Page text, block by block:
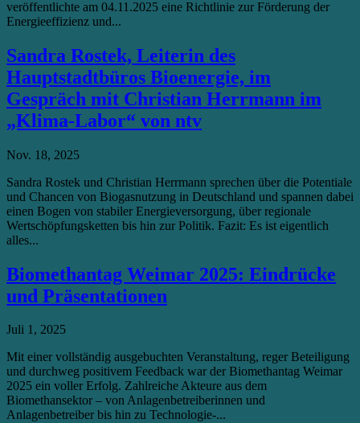
veröffentlichte am 04.11.2025 eine Richtlinie zur Förderung der
Energieeffizienz und...
Sandra Rostek, Leiterin des
Hauptstadtbüros Bioenergie, im
Gespräch mit Christian Herrmann im
„Klima-Labor“ von ntv
Nov. 18, 2025
Sandra Rostek und Christian Herrmann sprechen über die Potentiale
und Chancen von Biogasnutzung in Deutschland und spannen dabei
einen Bogen von stabiler Energieversorgung, über regionale
Wertschöpfungsketten bis hin zur Politik. Fazit: Es ist eigentlich
alles...
Biomethantag Weimar 2025: Eindrücke
und Präsentationen
Juli 1, 2025
Mit einer vollständig ausgebuchten Veranstaltung, reger Beteiligung
und durchweg positivem Feedback war der Biomethantag Weimar
2025 ein voller Erfolg. Zahlreiche Akteure aus dem
Biomethansektor – von Anlagenbetreiberinnen und
Anlagenbetreiber bis hin zu Technologie-...